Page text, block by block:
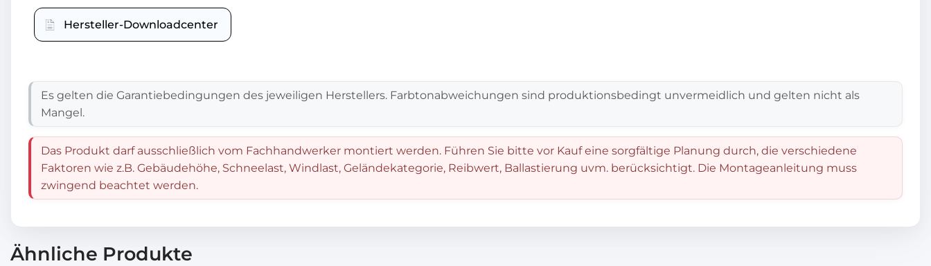
Hersteller-Downloadcenter
Es gelten die Garantiebedingungen des jeweiligen Herstellers. Farbtonabweichungen sind produktionsbedingt unvermeidlich und gelten nicht als
Mangel.
Das Produkt darf ausschließlich vom Fachhandwerker montiert werden. Führen Sie bitte vor Kauf eine sorgfältige Planung durch, die verschiedene
Faktoren wie z.B. Gebäudehöhe, Schneelast, Windlast, Geländekategorie, Reibwert, Ballastierung uvm. berücksichtigt. Die Montageanleitung muss
zwingend beachtet werden.
Ähnliche Produkte